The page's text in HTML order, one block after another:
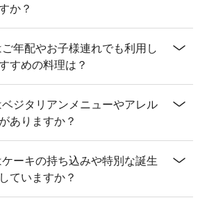
か？
年配やお子様連れでも利用し
すめの料理は？
ジタリアンメニューやアレル
ありますか？
ーキの持ち込みや特別な誕生
ていますか？